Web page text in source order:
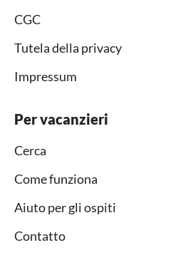
CGC
Tutela della privacy
Impressum
Per vacanzieri
Cerca
Come funziona
Aiuto per gli ospiti
Contatto